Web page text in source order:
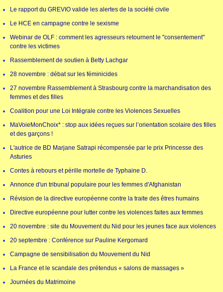
Le rapport du GREVIO valide les alertes de la société civile
Le HCE en campagne contre le sexisme
Webinar de OLF : comment les agresseurs retournent le "consentement"
contre les victimes
Rassemblement de soutien à Betty Lachgar
28 novembre : débat sur les féminicides
27 novembre Rassemblement à Strasbourg contre la marchandisation des
femmes et des filles
Coalition pour une Loi Intégrale contre les Violences Sexuelles
MaVoieMonChoix* : stop aux idées reçues sur l’orientation scolaire des filles
et des garçons !
L'autrice de BD Marjane Satrapi récompensée par le prix Princesse des
Asturies
Contes à rebours et pérille mortelle de Typhaine D.
Annonce d'un tribunal populaire pour les femmes d'Afghanistan
Révision de la directive européenne contre la traite des êtres humains
Directive européenne pour lutter contre les violences faites aux femmes
20 novembre : site du Mouvement du Nid pour les jeunes face aux violences
20 septembre : Conférence sur Pauline Kergomard
Campagne de sensibilisation du Mouvement du Nid
La France et le scandale des prétendus « salons de massages »
Journées du Matrimoine